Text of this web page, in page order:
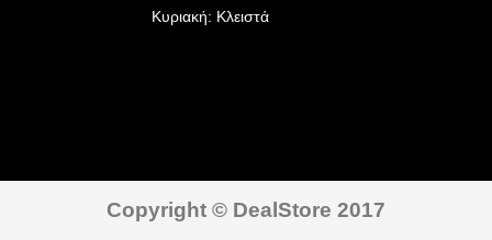
Κυριακή: Κλειστά
Copyright © DealStore 2017